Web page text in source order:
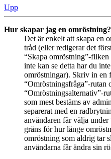
Upp
Hur skapar jag en omröstning?
Det är enkelt att skapa en
tråd (eller redigerar det
“Skapa omröstning”-
inte kan se detta har du
omröstningar). Skriv in en
“Omröstningsfråga”-rutan
“Omröstningsalternativ”-
som mest bestäms av
separerat med en
användaren får välja
gräns för hur länge
omröstning som aldrig tar
användarna får ändra sin